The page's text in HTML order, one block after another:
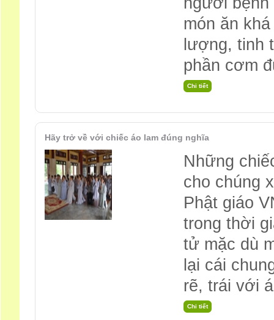
món ăn
lượng, tinh
phần cơm
Hãy trở về với chiếc áo lam đúng nghĩa
Những
cho chúng
Phật giáo
trong thời
tử mặc dù
lại cái
rẽ, trái với